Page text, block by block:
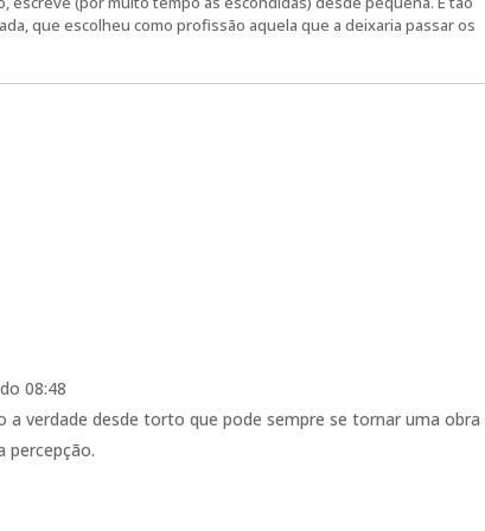
que escolheu como profissão aquela que a deixaria passar os
08:48
verdade desde torto que pode sempre se tornar uma obra
percepção.